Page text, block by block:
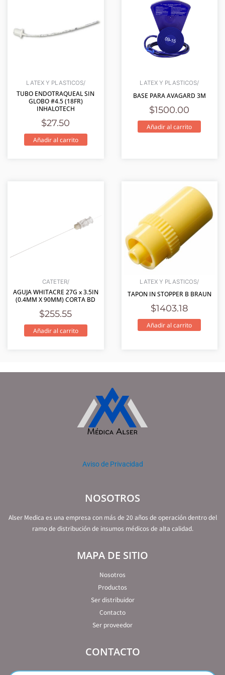
LATEX Y PLASTICOS/
TUBO ENDOTRAQUEAL SIN
GLOBO #4.5 (18FR)
INHALOTECH
$27.50
Añadir al carrito
LATEX Y PLASTICOS/
BASE PARA AVAGARD 3M
$1500.00
Añadir al carrito
CATETER/
AGUJA WHITACRE 27G x 3.5IN
(0.4MM X 90MM) CORTA BD
$255.55
Añadir al carrito
LATEX Y PLASTICOS/
TAPON IN STOPPER B BRAUN
$1403.18
Añadir al carrito
Aviso de Privacidad
NOSOTROS
Alser Medica es una empresa con más de 20 años de operación dentro del
ramo de distribución de insumos médicos de alta calidad.
MAPA DE SITIO
Nosotros
Productos
Ser distribuidor
Contacto
Ser proveedor
CONTACTO